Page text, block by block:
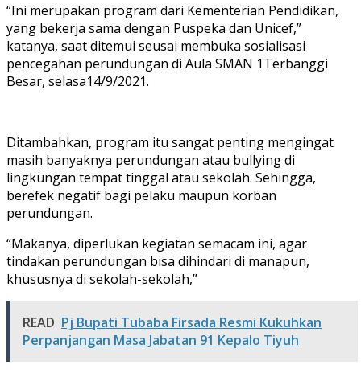
“Ini merupakan program dari Kementerian Pendidikan,
yang bekerja sama dengan Puspeka dan Unicef,”
katanya, saat ditemui seusai membuka sosialisasi
pencegahan perundungan di Aula SMAN 1Terbanggi
Besar, selasa14/9/2021.
Ditambahkan, program itu sangat penting mengingat
masih banyaknya perundungan atau bullying di
lingkungan tempat tinggal atau sekolah. Sehingga,
berefek negatif bagi pelaku maupun korban
perundungan.
“Makanya, diperlukan kegiatan semacam ini, agar
tindakan perundungan bisa dihindari di manapun,
khususnya di sekolah-sekolah,”
READ Pj Bupati Tubaba Firsada Resmi Kukuhkan
Perpanjangan Masa Jabatan 91 Kepalo Tiyuh